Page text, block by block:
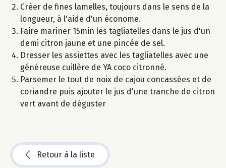
Créer de fines lamelles, toujours dans le sens de la
longueur, à l'aide d'un économe.
Faire mariner 15min les tagliatelles dans le jus d'un
demi citron jaune et une pincée de sel.
Dresser les assiettes avec les tagliatelles avec une
généreuse cuillère de YA coco citronné.
Parsemer le tout de noix de cajou concassées et de
coriandre puis ajouter le jus d'une tranche de citron
vert avant de déguster
Retour à la liste